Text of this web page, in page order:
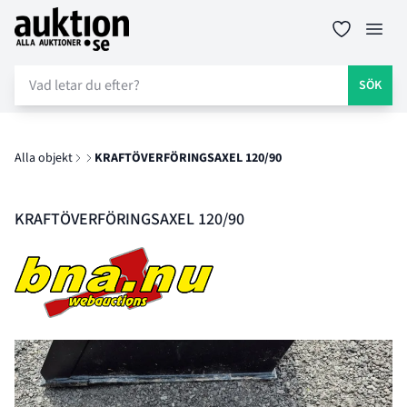
Auktion.se
SÖK
Alla objekt KRAFTÖVERFÖRINGSAXEL 120/90
KRAFTÖVERFÖRINGSAXEL 120/90